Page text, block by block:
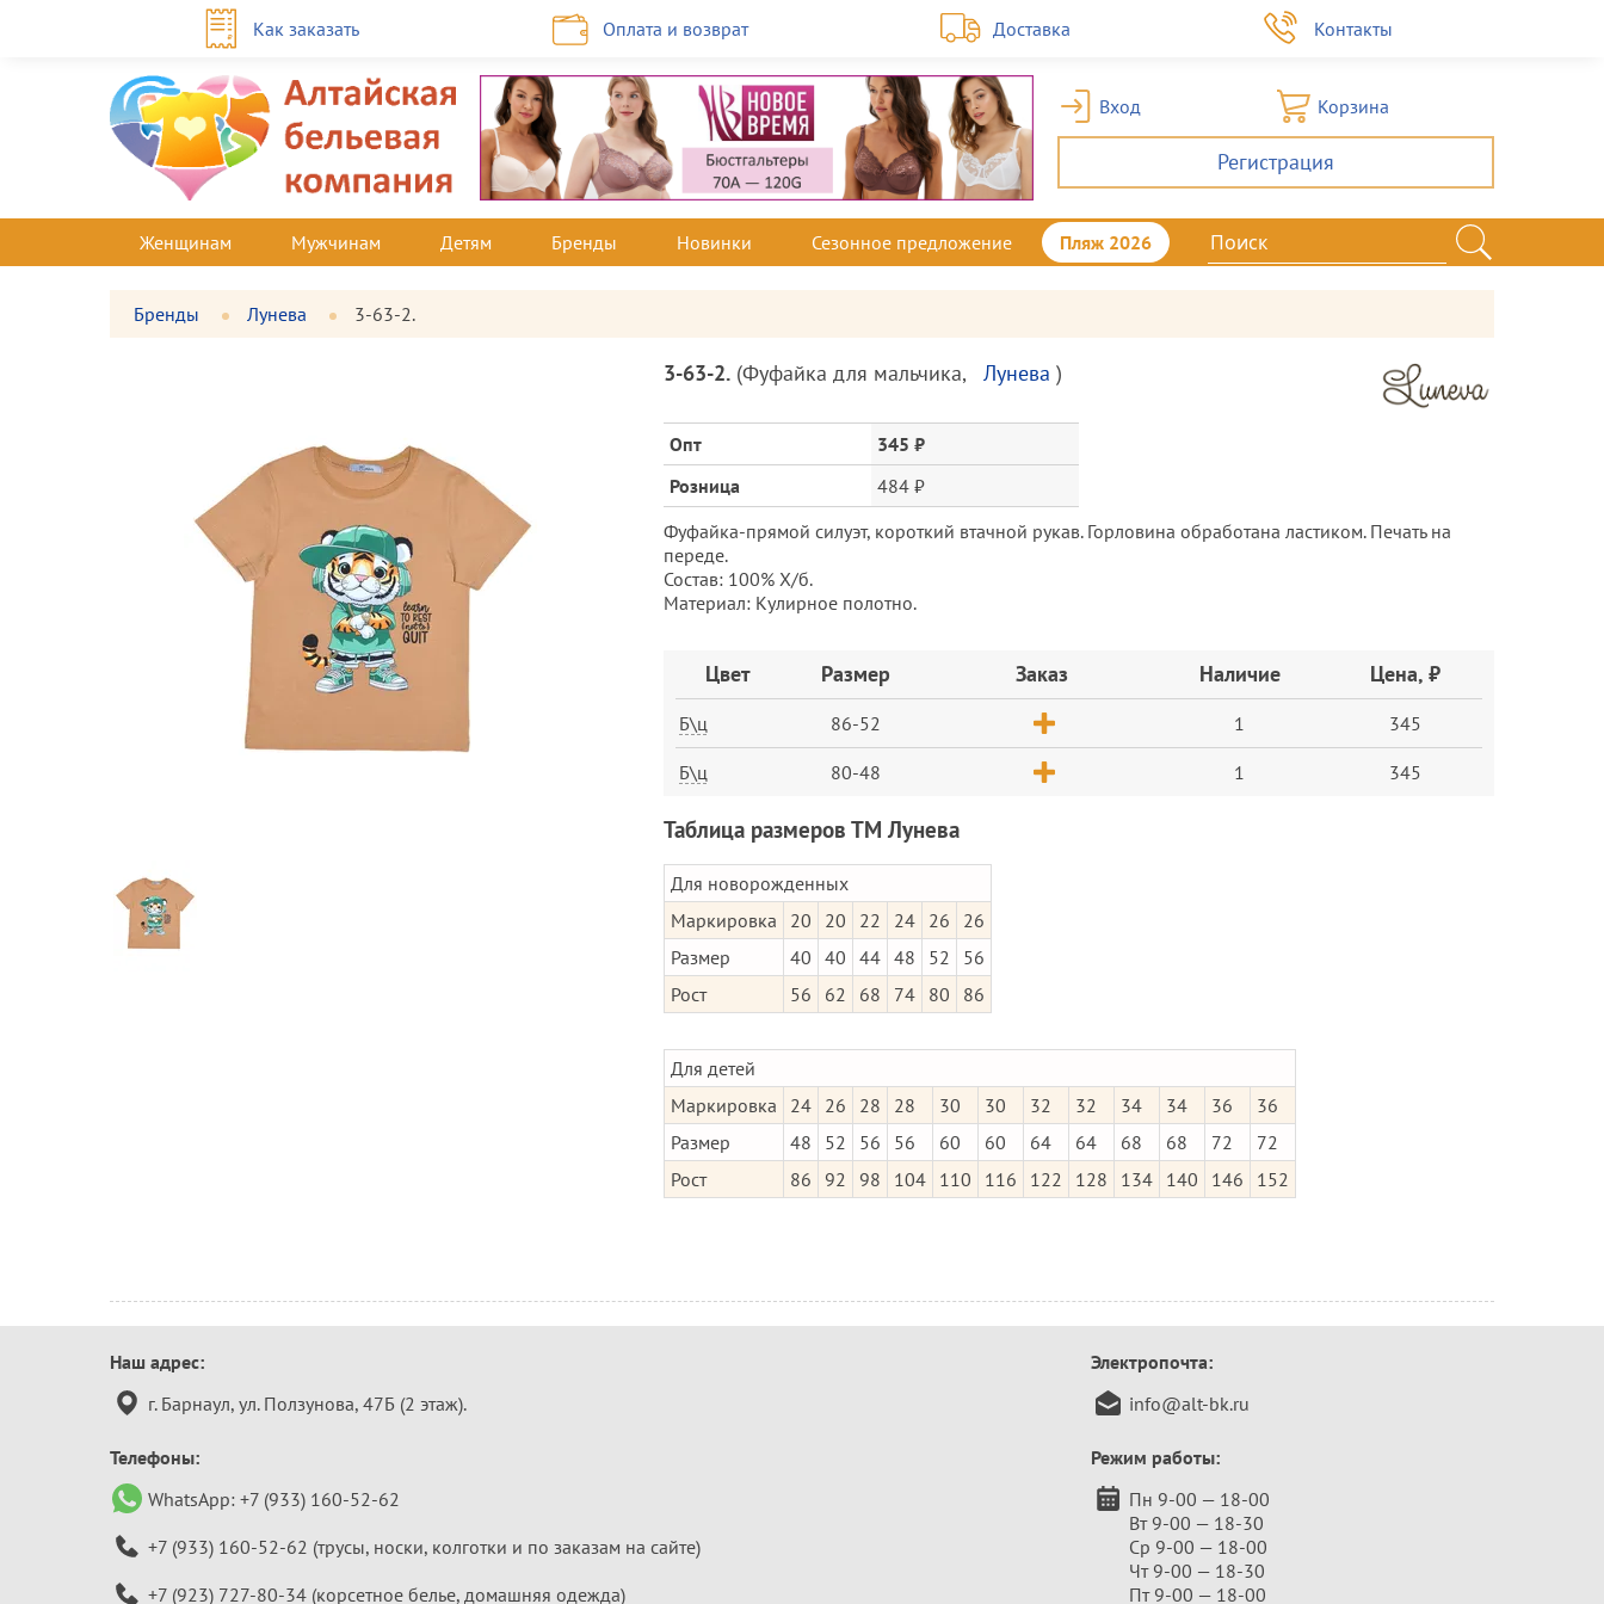
Как заказать Оплата и возврат Доставка Контакты
Вход Корзина
Регистрация
Женщинам Мужчинам Детям Бренды Новинки Сезонное предложение Пляж 2026
Бренды Лунева 3-63-2.
Описание
товара
и
цена
3-63-2. (Фуфайка для мальчика, Лунева )
Опт
345 ₽
Розница
484 ₽
Фуфайка-прямой силуэт, короткий втачной рукав. Горловина обработана ластиком. Печать на
переде.
Состав: 100% Х/б.
Материал: Кулирное полотно.
Заказ
Цвет Размер Заказ Наличие Цена, ₽
Б\ц 86-52 1 345
Б\ц 80-48 1 345
Таблица размеров ТМ Лунева
Для новорожденных
Маркировка
20 20 22 24 26
26
Размер
40 40 44 48 52
56
Рост
56 62 68 74 80 86
Для детей
Маркировка
24 26 28 28 30 30 32 32 34 34 36
36
Размер
48 52 56 56 60 60 64 64 68 68 72
72
Рост
86 92 98 104 110 116 122 128 134 140 146 152
Контактная
информация
Наш адрес:
г. Барнаул, ул. Ползунова, 47Б (2 этаж).
Телефоны:
WhatsApp: +7 (933) 160-52-62
+7 (933) 160-52-62 (трусы, носки, колготки и по заказам на сайте)
+7 (923) 727-80-34 (корсетное белье, домашняя одежда)
Электропочта:
info@alt-bk.ru
Режим работы:
Пн 9-00 — 18-00
Вт 9-00 — 18-30
Ср 9-00 — 18-00
Чт 9-00 — 18-30
Пт 9-00 — 18-00